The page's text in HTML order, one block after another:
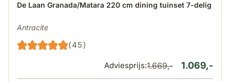
De Laan Granada/Matara 220 cm dining tuinset 7-delig
Antracite
(45)
De prijs is afhankelijk van de gekozen opties op de
1.069,-
Adviesprijs:1.669,-